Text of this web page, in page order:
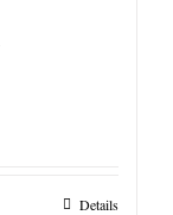
Details